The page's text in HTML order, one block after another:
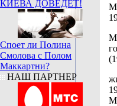
КИЕВА ДОВЕДЕТ!
Споет ли Полина
Смолова с Полом
Маккартни?
НАШ ПАРТНЕР